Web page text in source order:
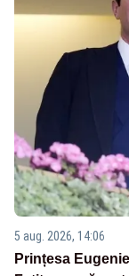
5 aug. 2026, 14:06
Prințesa